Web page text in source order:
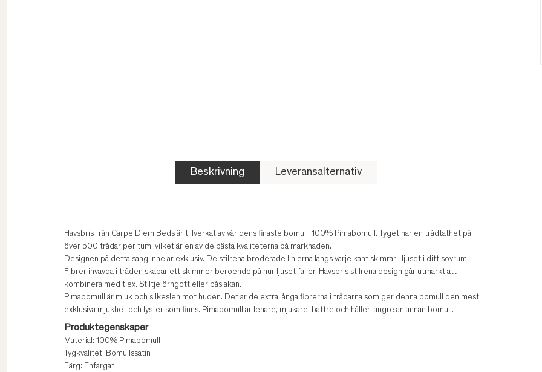
Beskrivning Leveransalternativ
Havsbris från Carpe Diem Beds är tillverkat av världens finaste bomull, 100% Pimabomull. Tyget har en trådtäthet på
över 500 trådar per tum, vilket är en av de bästa kvaliteterna på marknaden.
Designen på detta sänglinne är exklusiv. De stilrena broderade linjerna längs varje kant skimrar i ljuset i ditt sovrum.
Fibrer invävda i tråden skapar ett skimmer beroende på hur ljuset faller. Havsbris stilrena design går utmärkt att
kombinera med t.ex. Stiltje örngott eller påslakan.
Pimabomull är mjuk och silkeslen mot huden. Det är de extra långa fibrerna i trådarna som ger denna bomull den mest
exklusiva mjukhet och lyster som finns. Pimabomull är lenare, mjukare, bättre och håller längre än annan bomull.
Produktegenskaper
Material: 100% Pimabomull
Tygkvalitet: Bomullssatin
Färg: Enfärgat